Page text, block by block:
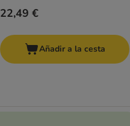
22,49 €
Añadir a la cesta